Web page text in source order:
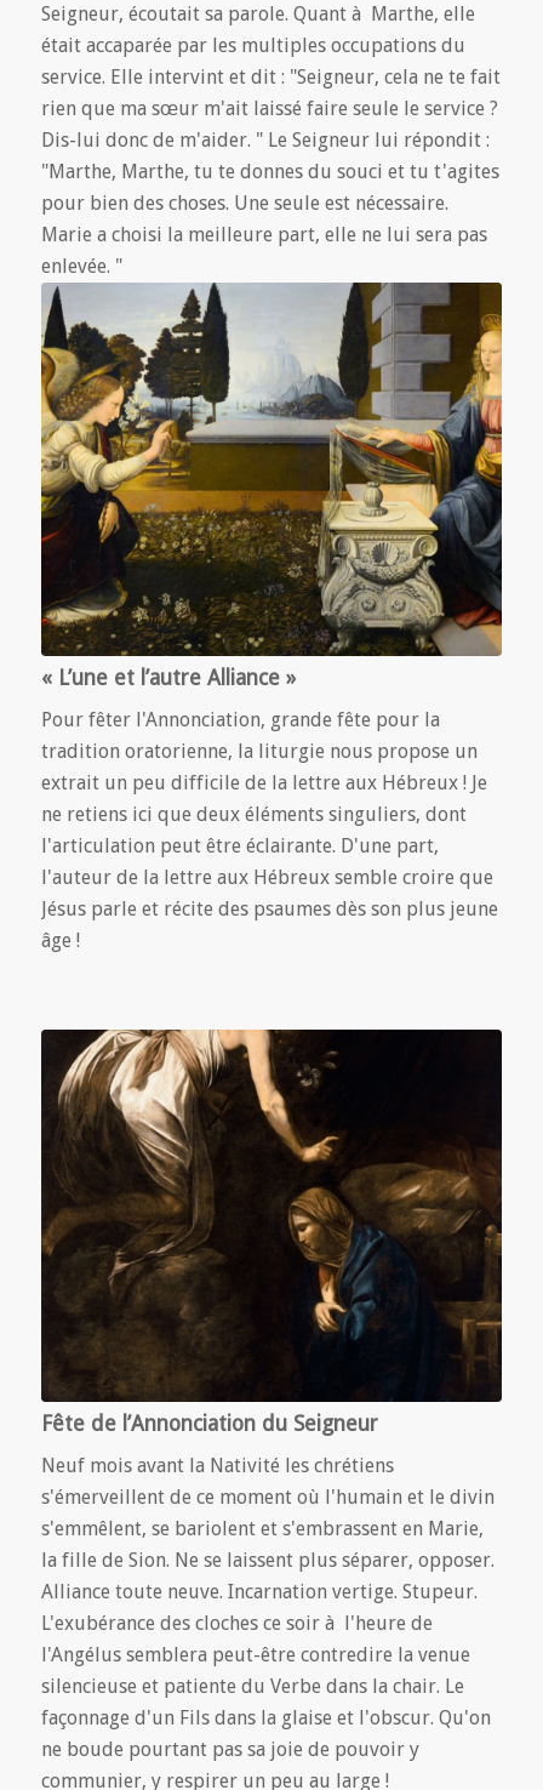
Seigneur, écoutait sa parole. Quant à Marthe, elle
était accaparée par les multiples occupations du
service. Elle intervint et dit : "Seigneur, cela ne te fait
rien que ma sœur m'ait laissé faire seule le service ?
Dis-lui donc de m'aider. " Le Seigneur lui répondit :
"Marthe, Marthe, tu te donnes du souci et tu t'agites
pour bien des choses. Une seule est nécessaire.
Marie a choisi la meilleure part, elle ne lui sera pas
enlevée. "
« L’une et l’autre Alliance »
Pour fêter l'Annonciation, grande fête pour la
tradition oratorienne, la liturgie nous propose un
extrait un peu difficile de la lettre aux Hébreux ! Je
ne retiens ici que deux éléments singuliers, dont
l'articulation peut être éclairante. D'une part,
l'auteur de la lettre aux Hébreux semble croire que
Jésus parle et récite des psaumes dès son plus jeune
âge !
Fête de l’Annonciation du Seigneur
Neuf mois avant la Nativité les chrétiens
s'émerveillent de ce moment où l'humain et le divin
s'emmêlent, se bariolent et s'embrassent en Marie,
la fille de Sion. Ne se laissent plus séparer, opposer.
Alliance toute neuve. Incarnation vertige. Stupeur.
L'exubérance des cloches ce soir à l'heure de
l'Angélus semblera peut-être contredire la venue
silencieuse et patiente du Verbe dans la chair. Le
façonnage d'un Fils dans la glaise et l'obscur. Qu'on
ne boude pourtant pas sa joie de pouvoir y
communier, y respirer un peu au large !